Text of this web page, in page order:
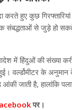
हुए कुछ
संबद्धताओं से जुड़े हो
में हिंदुओं की
वर्ल्डोमीटर के
आंकी जाती है, हालांकि
पर।